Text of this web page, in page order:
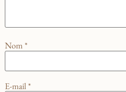
Nom*
E-mail*